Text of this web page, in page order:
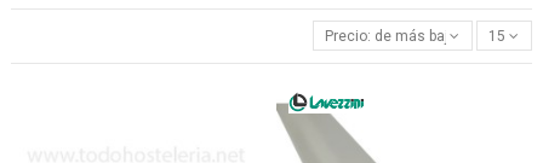
Precio: de más bajo a más alto
15